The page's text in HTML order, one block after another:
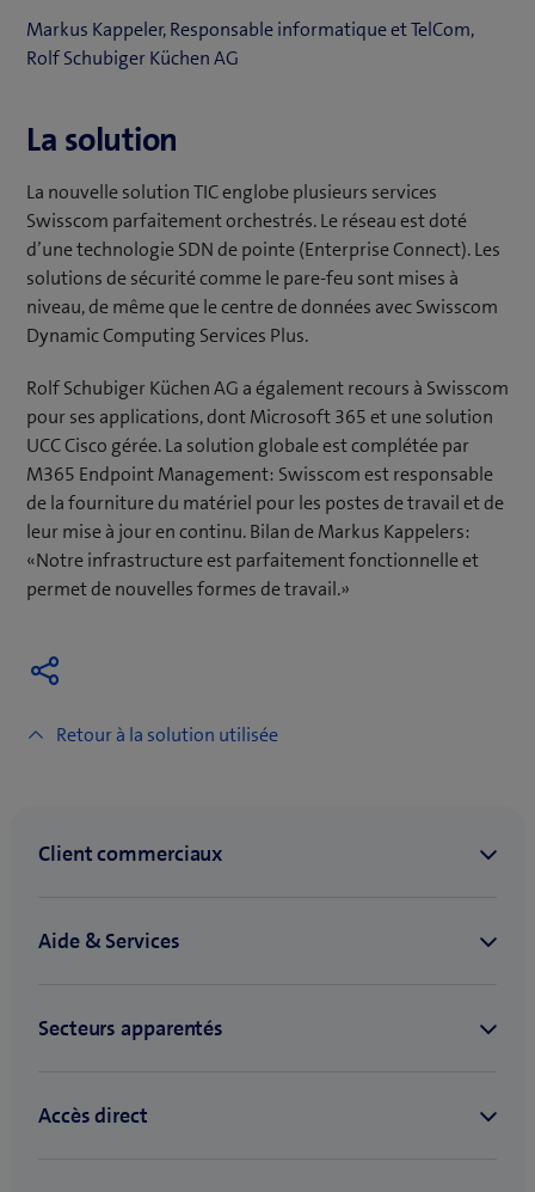
Markus Kappeler, Responsable informatique et TelCom,
Rolf Schubiger Küchen AG
La solution
La nouvelle solution TIC englobe plusieurs services
Swisscom parfaitement orchestrés. Le réseau est doté
d’une technologie SDN de pointe (Enterprise Connect). Les
solutions de sécurité comme le pare-feu sont mises à
niveau, de même que le centre de données avec Swisscom
Dynamic Computing Services Plus.
Rolf Schubiger Küchen AG a également recours à Swisscom
pour ses applications, dont Microsoft 365 et une solution
UCC Cisco gérée. La solution globale est complétée par
M365 Endpoint Management: Swisscom est responsable
de la fourniture du matériel pour les postes de travail et de
leur mise à jour en continu. Bilan de Markus Kappelers:
«Notre infrastructure est parfaitement fonctionnelle et
permet de nouvelles formes de travail.»
Retour à la solution utilisée